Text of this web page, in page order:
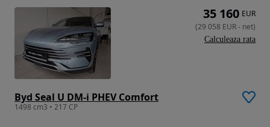
Byd Seal U DM-i PHEV Comfort
1498 cm3 • 217 CP
35 160 EUR
(29 058 EUR- net)
Calculeaza rata